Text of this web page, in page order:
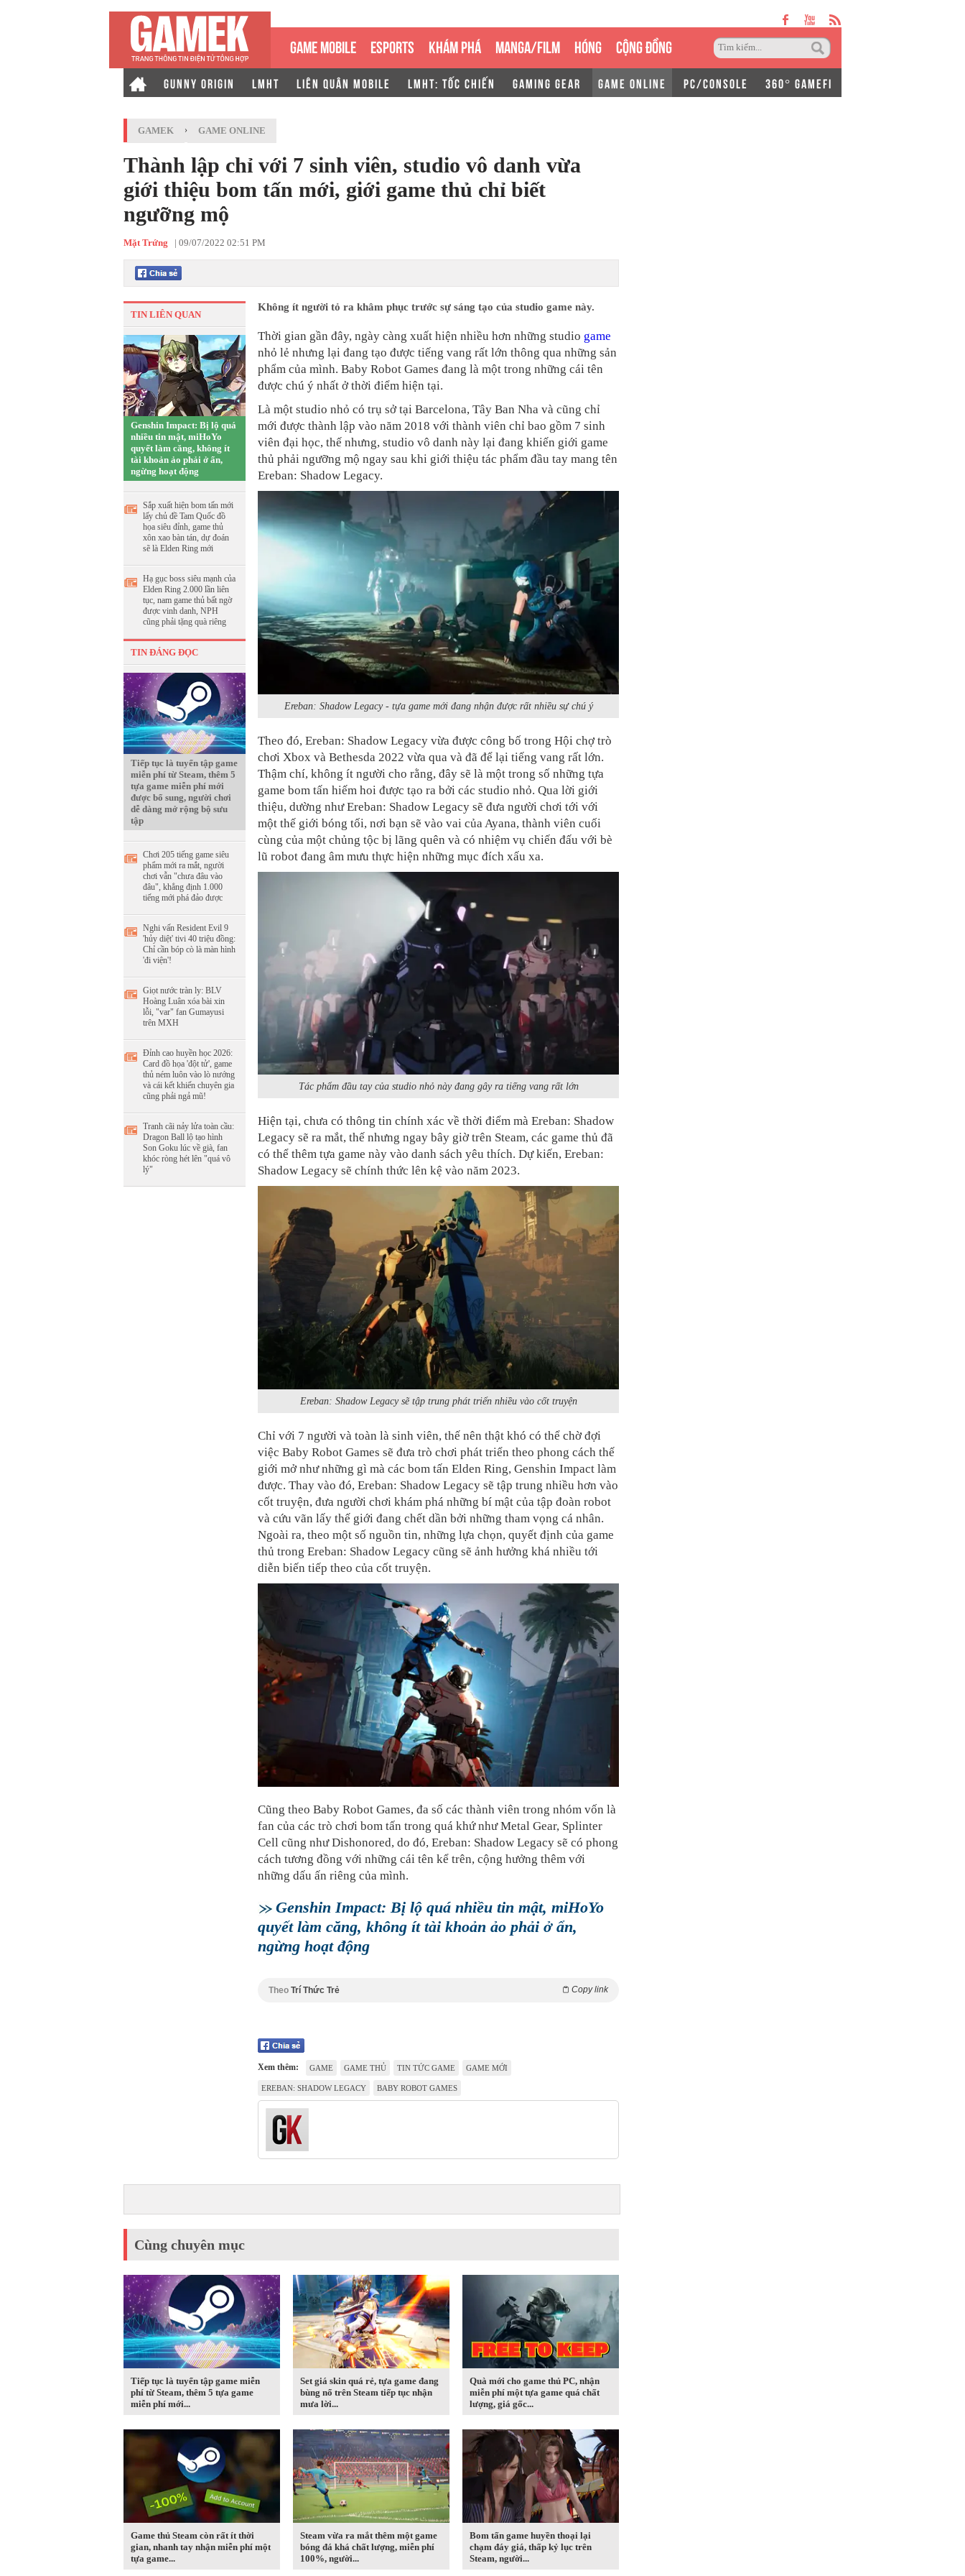
GAME MOBILE ESPORTS KHÁM PHÁ MANGA/FILM HÓNG CỘNG ĐỒNG
GUNNY ORIGIN LMHT LIÊN QUÂN MOBILE LMHT: TỐC CHIẾN GAMING GEAR GAME ONLINE PC/CONSOLE 360° GAMEFI
GAMEK › GAME ONLINE
Thành lập chỉ với 7 sinh viên, studio vô danh vừa
giới thiệu bom tấn mới, giới game thủ chỉ biết
ngưỡng mộ
Mặt Trứng | 09/07/2022 02:51 PM
TIN LIÊN QUAN
Genshin Impact: Bị lộ quá
nhiều tin mật, miHoYo
quyết làm căng, không ít
tài khoản ảo phải ở ẩn,
ngừng hoạt động
Sắp xuất hiện bom tấn mới
lấy chủ đề Tam Quốc đồ
họa siêu đỉnh, game thủ
xôn xao bàn tán, dự đoán
sẽ là Elden Ring mới
Hạ gục boss siêu mạnh của
Elden Ring 2.000 lần liên
tục, nam game thủ bất ngờ
được vinh danh, NPH
cũng phải tặng quà riêng
TIN ĐÁNG ĐỌC
Tiếp tục là tuyển tập game
miễn phí từ Steam, thêm 5
tựa game miễn phí mới
được bổ sung, người chơi
dễ dàng mở rộng bộ sưu
tập
Chơi 205 tiếng game siêu
phẩm mới ra mắt, người
chơi vẫn "chưa đâu vào
đâu", khẳng định 1.000
tiếng mới phá đảo được
Nghi vấn Resident Evil 9
'hủy diệt' tivi 40 triệu đồng:
Chỉ cần bóp cò là màn hình
'đi viện'!
Giọt nước tràn ly: BLV
Hoàng Luân xóa bài xin
lỗi, "var" fan Gumayusi
trên MXH
Đỉnh cao huyền học 2026:
Card đồ họa 'đột tử', game
thủ ném luôn vào lò nướng
và cái kết khiến chuyên gia
cũng phải ngả mũ!
Tranh cãi nảy lửa toàn cầu:
Dragon Ball lộ tạo hình
Son Goku lúc về già, fan
khóc ròng hét lên "quá vô
lý"
Không ít người tỏ ra khâm phục trước sự sáng tạo của studio game này.
Thời gian gần đây, ngày càng xuất hiện nhiều hơn những studio game
nhỏ lẻ nhưng lại đang tạo được tiếng vang rất lớn thông qua những sản
phẩm của mình. Baby Robot Games đang là một trong những cái tên
được chú ý nhất ở thời điểm hiện tại.
Là một studio nhỏ có trụ sở tại Barcelona, Tây Ban Nha và cũng chỉ
mới được thành lập vào năm 2018 với thành viên chỉ bao gồm 7 sinh
viên đại học, thế nhưng, studio vô danh này lại đang khiến giới game
thủ phải ngưỡng mộ ngay sau khi giới thiệu tác phẩm đầu tay mang tên
Ereban: Shadow Legacy.
Ereban: Shadow Legacy - tựa game mới đang nhận được rất nhiều sự chú ý
Theo đó, Ereban: Shadow Legacy vừa được công bố trong Hội chợ trò
chơi Xbox và Bethesda 2022 vừa qua và đã để lại tiếng vang rất lớn.
Thậm chí, không ít người cho rằng, đây sẽ là một trong số những tựa
game bom tấn hiếm hoi được tạo ra bởi các studio nhỏ. Qua lời giới
thiệu, dường như Ereban: Shadow Legacy sẽ đưa người chơi tới với
một thế giới bóng tối, nơi bạn sẽ vào vai của Ayana, thành viên cuối
cùng của một chủng tộc bị lãng quên và có nhiệm vụ chiến đấu với bè
lũ robot đang âm mưu thực hiện những mục đích xấu xa.
Tác phẩm đầu tay của studio nhỏ này đang gây ra tiếng vang rất lớn
Hiện tại, chưa có thông tin chính xác về thời điểm mà Ereban: Shadow
Legacy sẽ ra mắt, thế nhưng ngay bây giờ trên Steam, các game thủ đã
có thể thêm tựa game này vào danh sách yêu thích. Dự kiến, Ereban:
Shadow Legacy sẽ chính thức lên kệ vào năm 2023.
Ereban: Shadow Legacy sẽ tập trung phát triển nhiều vào cốt truyện
Chỉ với 7 người và toàn là sinh viên, thế nên thật khó có thể chờ đợi
việc Baby Robot Games sẽ đưa trò chơi phát triển theo phong cách thế
giới mở như những gì mà các bom tấn Elden Ring, Genshin Impact làm
được. Thay vào đó, Ereban: Shadow Legacy sẽ tập trung nhiều hơn vào
cốt truyện, đưa người chơi khám phá những bí mật của tập đoàn robot
và cứu vãn lấy thế giới đang chết dần bởi những tham vọng cá nhân.
Ngoài ra, theo một số nguồn tin, những lựa chọn, quyết định của game
thủ trong Ereban: Shadow Legacy cũng sẽ ảnh hưởng khá nhiều tới
diễn biến tiếp theo của cốt truyện.
Cũng theo Baby Robot Games, đa số các thành viên trong nhóm vốn là
fan của các trò chơi bom tấn trong quá khứ như Metal Gear, Splinter
Cell cũng như Dishonored, do đó, Ereban: Shadow Legacy sẽ có phong
cách tương đồng với những cái tên kể trên, cộng hưởng thêm với
những dấu ấn riêng của mình.
Genshin Impact: Bị lộ quá nhiều tin mật, miHoYo
quyết làm căng, không ít tài khoản ảo phải ở ẩn,
ngừng hoạt động
Theo Trí Thức Trẻ Copy link
Xem thêm: GAME GAME THỦ TIN TỨC GAME GAME MỚI
EREBAN: SHADOW LEGACY BABY ROBOT GAMES
Cùng chuyên mục
Tiếp tục là tuyển tập game miễn
phí từ Steam, thêm 5 tựa game
miễn phí mới...
Set giá skin quá rẻ, tựa game đang
bùng nổ trên Steam tiếp tục nhận
mưa lời...
Quà mới cho game thủ PC, nhận
miễn phí một tựa game quá chất
lượng, giá gốc...
Game thủ Steam còn rất ít thời
gian, nhanh tay nhận miễn phí một
tựa game...
Steam vừa ra mắt thêm một game
bóng đá khá chất lượng, miễn phí
100%, người...
Bom tấn game huyền thoại lại
chạm đáy giá, thấp kỷ lục trên
Steam, người...